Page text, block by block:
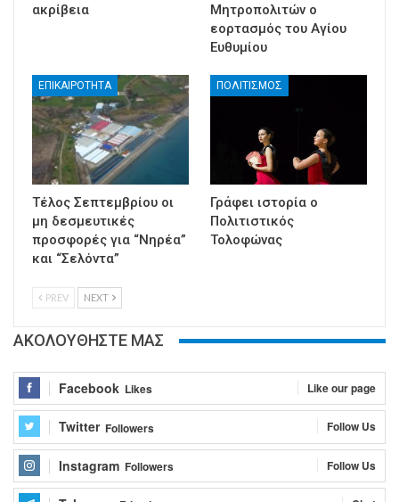
ακρίβεια
Μητροπολιτών ο
εορτασμός του Αγίου
Ευθυμίου
ΕΠΙΚΑΙΡΟΤΗΤΑ
Τέλος Σεπτεμβρίου οι
μη δεσμευτικές
προσφορές για “Νηρέα”
και “Σελόντα”
ΠΟΛΙΤΙΣΜΟΣ
Γράφει ιστορία ο
Πολιτιστικός
Τολοφώνας
PREV NEXT
ΑΚΟΛΟΥΘΗΣΤΕ ΜΑΣ
Facebook Likes Like our page
Twitter Followers Follow Us
Instagram Followers Follow Us